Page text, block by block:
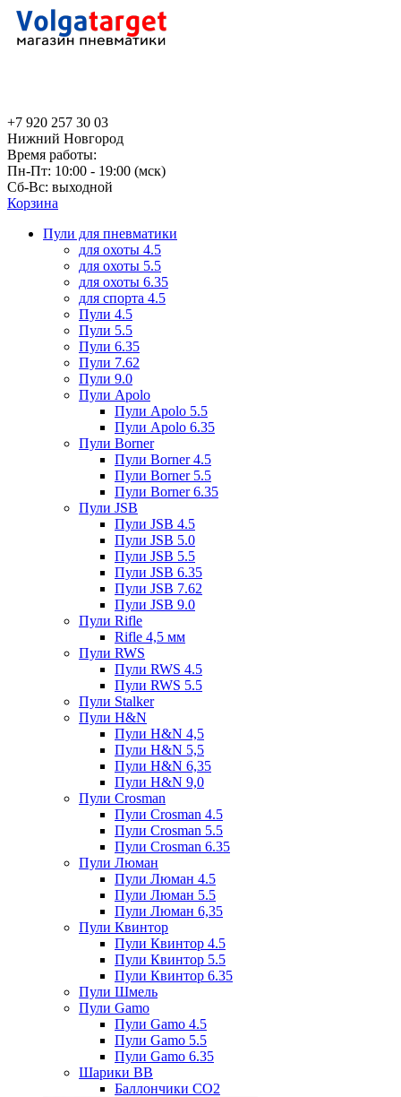
+7 920 257 30 03
Нижний Новгород
Время работы:
Пн-Пт: 10:00 - 19:00 (мск)
Сб-Вс: выходной
Корзина
Пули для пневматики
для охоты 4.5
для охоты 5.5
для охоты 6.35
для спорта 4.5
Пули 4.5
Пули 5.5
Пули 6.35
Пули 7.62
Пули 9.0
Пули Apolo
Пули Apolo 5.5
Пули Apolo 6.35
Пули Borner
Пули Borner 4.5
Пули Borner 5.5
Пули Borner 6.35
Пули JSB
Пули JSB 4.5
Пули JSB 5.0
Пули JSB 5.5
Пули JSB 6.35
Пули JSB 7.62
Пули JSB 9.0
Пули Rifle
Rifle 4,5 мм
Пули RWS
Пули RWS 4.5
Пули RWS 5.5
Пули Stalker
Пули H&N
Пули H&N 4,5
Пули H&N 5,5
Пули H&N 6,35
Пули H&N 9,0
Пули Crosman
Пули Crosman 4.5
Пули Crosman 5.5
Пули Crosman 6.35
Пули Люман
Пули Люман 4.5
Пули Люман 5.5
Пули Люман 6,35
Пули Квинтор
Пули Квинтор 4.5
Пули Квинтор 5.5
Пули Квинтор 6.35
Пули Шмель
Пули Gamo
Пули Gamo 4.5
Пули Gamo 5.5
Пули Gamo 6.35
Шарики BB
Баллончики CO2